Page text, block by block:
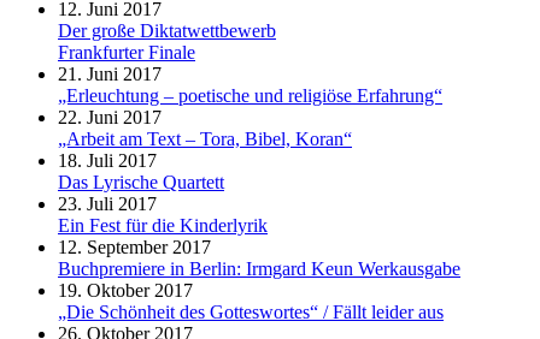
12. Juni 2017
Der große Diktatwettbewerb
Frankfurter Finale
21. Juni 2017
„Erleuchtung – poetische und religiöse Erfahrung“
22. Juni 2017
„Arbeit am Text – Tora, Bibel, Koran“
18. Juli 2017
Das Lyrische Quartett
23. Juli 2017
Ein Fest für die Kinderlyrik
12. September 2017
Buchpremiere in Berlin: Irmgard Keun Werkausgabe
19. Oktober 2017
„Die Schönheit des Gotteswortes“ / Fällt leider aus
26. Oktober 2017